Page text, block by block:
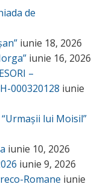
de
iunie 18, 2026
iunie 16, 2026
–
000320128 iunie
lui Moisil”
iunie 10, 2026
iunie 9, 2026
Romane iunie